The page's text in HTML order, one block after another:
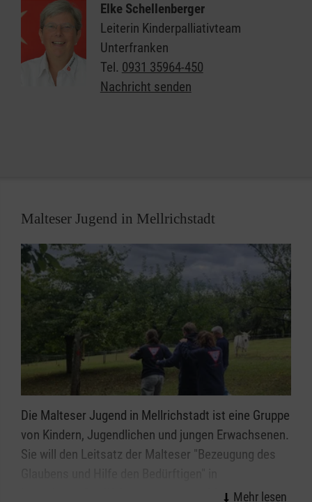
Wir ermöglichen den erkrankten Kindern und
Jugendlichen ihren Alltag zuhause in der vertrauten
Umgebung zu verbringen. Durch die Therapie und
Behandlung von belastenden Symptomen wird eine
höchstmögliche Lebensqualität erreicht und somit
Wir unterstützen die Patienten und ihre Familien,
beraten sie bei allen auftretenden Fragen und sind in
Krisensituationen rund um die Uhr erreichbar. Wir
bleiben Ansprechpartner für die Familien auch über
den Tod hinaus.
ähere Informationen
zum Kinderpalliativteam Unterfranken
Elke Schellenberger
Leiterin Kinderpalliativteam
Unterfranken
Tel. 0931 35964-450
Nachricht senden
Malteser Jugend in Mellrichstadt
Die Malteser Jugend in Mellrichstadt ist eine Gruppe
von Kindern, Jugendlichen und jungen Erwachsenen.
Sie will den Leitsatz der Malteser "Bezeugung des
jugendgemäßer Weise umsetzen und für die ihr